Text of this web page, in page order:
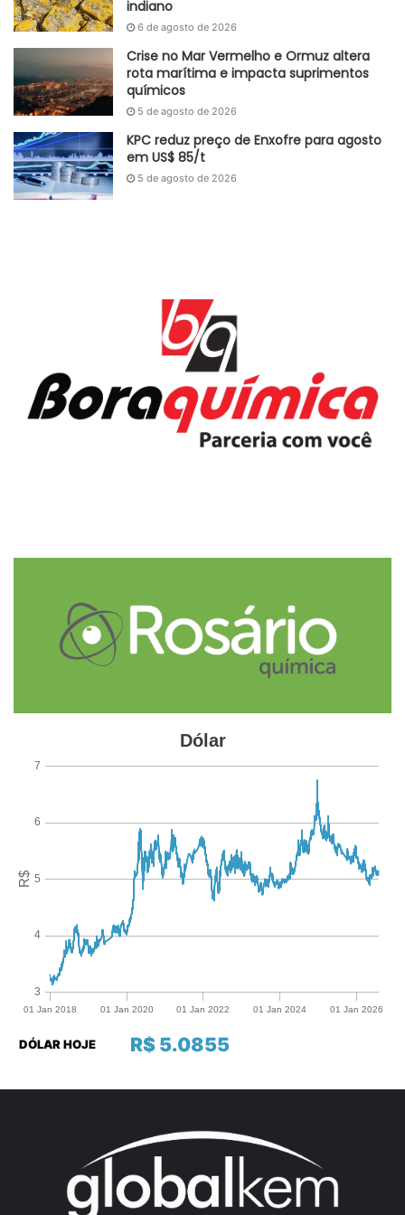
Adaptado GlobalKem | 02 de outubro de 2023
Fonte FGV IBRE
Etiquetas Brasil IBRE IGP-M
indiano
6 de agosto de 2026
Crise no Mar Vermelho e Ormuz altera
rota marítima e impacta suprimentos
químicos
5 de agosto de 2026
KPC reduz preço de Enxofre para agosto
em US$ 85/t
5 de agosto de 2026
R$ 5.0855
DÓLAR HOJE